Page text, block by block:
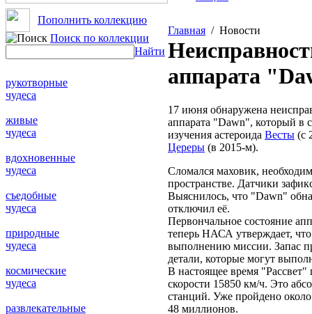
Пополнить коллекцию
Поиск по коллекции
Найти
рукотворные
чудеса
живые
чудеса
вдохновенные
чудеса
съедобные
чудеса
природные
чудеса
космические
чудеса
развлекательные
Главная / Новости
аппарата
17 июня обнаружена
аппарата "Dawn", который в
изучения астероида Весты (с
Цереры (в 2015-м).
Сломался маховик,
пространстве. Датчики
Выяснилось, что "Dawn"
отключил её.
Первончальное состояние
теперь НАСА утверждает,
выполнению миссии. Запас
детали, которые могут
В настоящее время "Рассвет"
скорости 15850 км/ч. Это
станций. Уже пройдено
48 миллионов.